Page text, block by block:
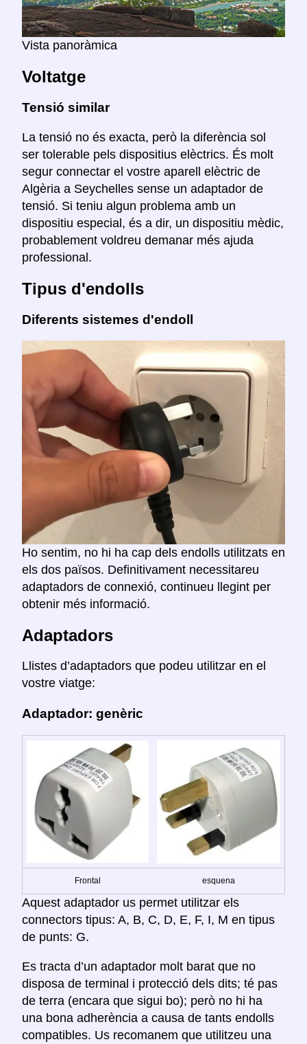
Vista panoràmica
Voltatge
Tensió similar
La tensió no és exacta, però la diferència sol
ser tolerable pels dispositius elèctrics. És molt
segur connectar el vostre aparell elèctric de
Algèria a Seychelles sense un adaptador de
tensió. Si teniu algun problema amb un
dispositiu especial, és a dir, un dispositiu mèdic,
probablement voldreu demanar més ajuda
professional.
Tipus d'endolls
Diferents sistemes d'endoll
Ho sentim, no hi ha cap dels endolls utilitzats en
els dos països. Definitivament necessitareu
adaptadors de connexió, continueu llegint per
obtenir més informació.
Adaptadors
Llistes d’adaptadors que podeu utilitzar en el
vostre viatge:
Adaptador: genèric
Frontal esquena
Aquest adaptador us permet utilitzar els
connectors tipus: A, B, C, D, E, F, I, M en tipus
de punts: G.
Es tracta d’un adaptador molt barat que no
disposa de terminal i protecció dels dits; té pas
de terra (encara que sigui bo); però no hi ha
una bona adherència a causa de tants endolls
compatibles. Us recomanem que utilitzeu una